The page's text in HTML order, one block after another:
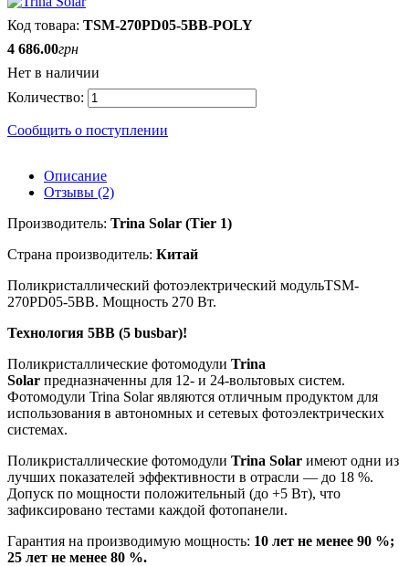
TSM-270PD05-5BB-POLY
4 686.00грн
Нет в наличии
Сообщить о поступлении
Описание
Отзывы (2)
Производитель: Trina Solar (Tier 1)
Страна производитель: Китай
Поликристаллический фотоэлектрический модульTSM-
270PD05-5BB. Мощность 270 Вт.
Технология 5BB (5 busbar)!
Поликристаллические фотомодули Trina
Solar предназначенны для 12- и 24-вольтовых систем.
Фотомодули Trina Solar являются отличным продуктом для
использования в автономных и сетевых фотоэлектрических
системах.
Поликристаллические фотомодули Trina Solar имеют одни из
лучших показателей эффективности в отрасли — до 18 %.
Допуск по мощности положительный (до +5 Вт), что
зафиксировано тестами каждой фотопанели.
Гарантия на производимую мощность: 10 лет не менее 90 %;
25 лет не менее 80 %.